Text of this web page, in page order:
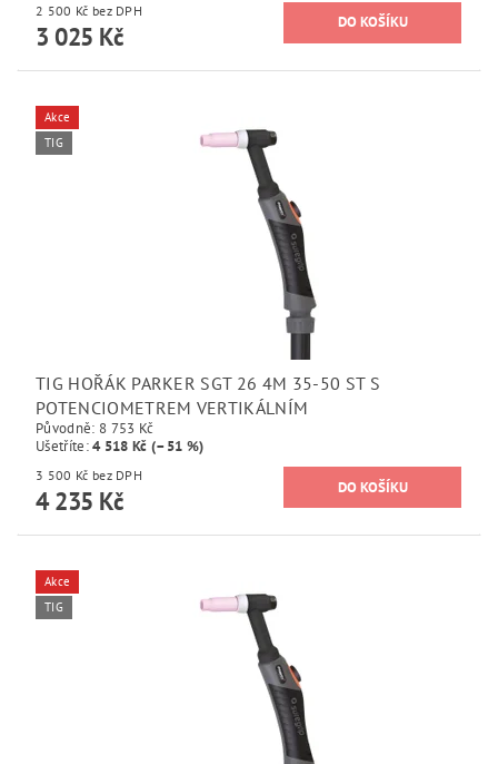
2 500 Kč bez DPH
3 025 Kč
Akce
TIG
TIG HOŘÁK PARKER SGT 26 4M 35-50 ST S
POTENCIOMETREM VERTIKÁLNÍM
Původně: 8 753 Kč
Ušetříte:4 518 Kč (–51 %)
3 500 Kč bez DPH
4 235 Kč
Akce
TIG